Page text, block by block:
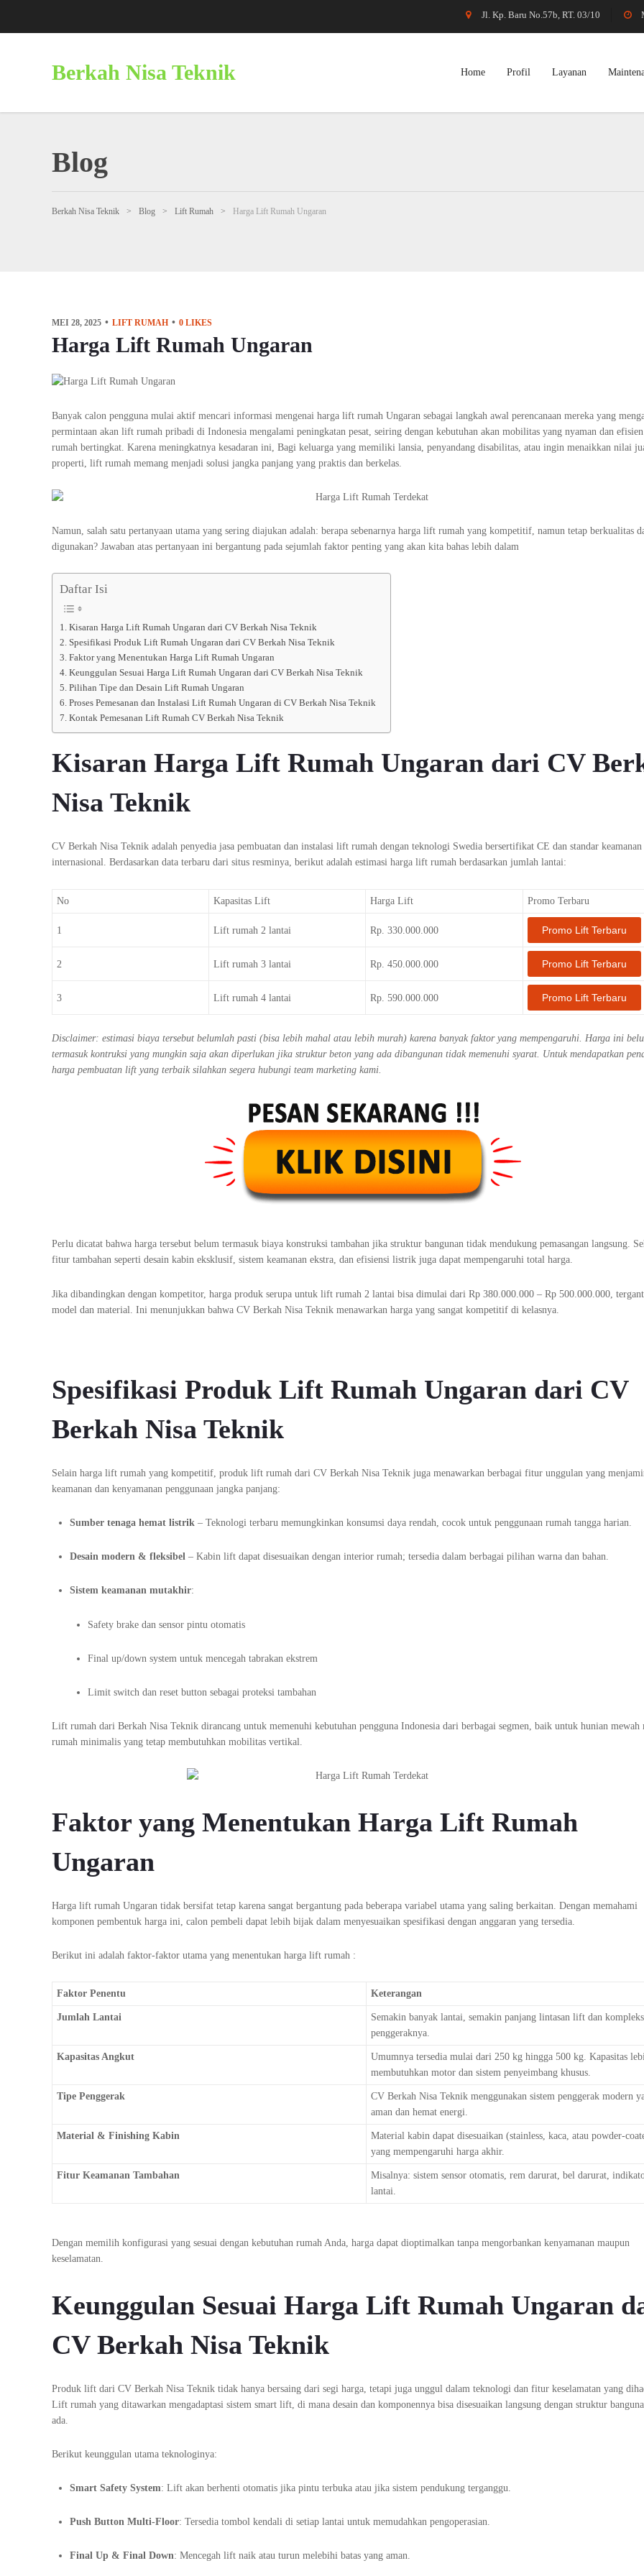
Jl. Kp. Baru No.57b, RT. 03/10
Berkah Nisa Teknik Home Profil Layanan
Blog
Berkah Nisa Teknik > Blog > Lift Rumah > Harga Lift Rumah Ungaran
MEI 28, 2025 LIFT RUMAH 0 LIKES
Harga Lift Rumah Ungaran
Banyak calon pengguna mulai aktif mencari informasi mengenai harga lift rumah Ungaran sebagai langkah awal perencanaan mereka yang
permintaan akan lift rumah pribadi di Indonesia mengalami peningkatan pesat, seiring dengan kebutuhan akan mobilitas yang nyaman dan
rumah bertingkat. Karena meningkatnya kesadaran ini, Bagi keluarga yang memiliki lansia, penyandang disabilitas, atau ingin menaikkan nilai
properti, lift rumah memang menjadi solusi jangka panjang yang praktis dan berkelas.
Namun, salah satu pertanyaan utama yang sering diajukan adalah: berapa sebenarnya harga lift rumah yang kompetitif, namun tetap berkualitas
digunakan? Jawaban atas pertanyaan ini bergantung pada sejumlah faktor penting yang akan kita bahas lebih dalam
Daftar Isi
Kisaran Harga Lift Rumah Ungaran dari CV Berkah Nisa Teknik
Spesifikasi Produk Lift Rumah Ungaran dari CV Berkah Nisa Teknik
Faktor yang Menentukan Harga Lift Rumah Ungaran
Keunggulan Sesuai Harga Lift Rumah Ungaran dari CV Berkah Nisa Teknik
Pilihan Tipe dan Desain Lift Rumah Ungaran
Proses Pemesanan dan Instalasi Lift Rumah Ungaran di CV Berkah Nisa Teknik
Kontak Pemesanan Lift Rumah CV Berkah Nisa Teknik
Kisaran Harga Lift Rumah Ungaran dari CV
Nisa Teknik
CV Berkah Nisa Teknik adalah penyedia jasa pembuatan dan instalasi lift rumah dengan teknologi Swedia bersertifikat CE dan standar keamanan
internasional. Berdasarkan data terbaru dari situs resminya, berikut adalah estimasi harga lift rumah berdasarkan jumlah lantai:
No Kapasitas Lift Harga Lift Promo Terbaru
1 Lift rumah 2 lantai Rp. 330.000.000 Promo Lift Terbaru
2 Lift rumah 3 lantai Rp. 450.000.000 Promo Lift Terbaru
3 Lift rumah 4 lantai Rp. 590.000.000 Promo Lift Terbaru
Disclaimer: estimasi biaya tersebut belumlah pasti (bisa lebih mahal atau lebih murah) karena banyak faktor yang mempengaruhi. Harga ini
termasuk kontruksi yang mungkin saja akan diperlukan jika struktur beton yang ada dibangunan tidak memenuhi syarat. Untuk mendapatkan
harga pembuatan lift yang terbaik silahkan segera hubungi team marketing kami.
Perlu dicatat bahwa harga tersebut belum termasuk biaya konstruksi tambahan jika struktur bangunan tidak mendukung pemasangan langsung.
fitur tambahan seperti desain kabin eksklusif, sistem keamanan ekstra, dan efisiensi listrik juga dapat mempengaruhi total harga.
Jika dibandingkan dengan kompetitor, harga produk serupa untuk lift rumah 2 lantai bisa dimulai dari Rp 380.000.000 – Rp 500.000.000,
model dan material. Ini menunjukkan bahwa CV Berkah Nisa Teknik menawarkan harga yang sangat kompetitif di kelasnya.
Spesifikasi Produk Lift Rumah Ungaran dari CV
Berkah Nisa Teknik
Selain harga lift rumah yang kompetitif, produk lift rumah dari CV Berkah Nisa Teknik juga menawarkan berbagai fitur unggulan yang
keamanan dan kenyamanan penggunaan jangka panjang:
Sumber tenaga hemat listrik – Teknologi terbaru memungkinkan konsumsi daya rendah, cocok untuk penggunaan rumah tangga harian.
Desain modern & fleksibel – Kabin lift dapat disesuaikan dengan interior rumah; tersedia dalam berbagai pilihan warna dan bahan.
Sistem keamanan mutakhir:
Safety brake dan sensor pintu otomatis
Final up/down system untuk mencegah tabrakan ekstrem
Limit switch dan reset button sebagai proteksi tambahan
Lift rumah dari Berkah Nisa Teknik dirancang untuk memenuhi kebutuhan pengguna Indonesia dari berbagai segmen, baik untuk hunian mewah
rumah minimalis yang tetap membutuhkan mobilitas vertikal.
Faktor yang Menentukan Harga Lift Rumah
Ungaran
Harga lift rumah Ungaran tidak bersifat tetap karena sangat bergantung pada beberapa variabel utama yang saling berkaitan. Dengan memahami
komponen pembentuk harga ini, calon pembeli dapat lebih bijak dalam menyesuaikan spesifikasi dengan anggaran yang tersedia.
Berikut ini adalah faktor-faktor utama yang menentukan harga lift rumah :
Faktor Penentu Keterangan
Jumlah Lantai
Semakin banyak lantai, semakin panjang lintasan lift dan
penggeraknya.
Kapasitas Angkut
Umumnya tersedia mulai dari 250 kg hingga 500 kg. Kapasitas
membutuhkan motor dan sistem penyeimbang khusus.
Tipe Penggerak
CV Berkah Nisa Teknik menggunakan sistem penggerak modern
aman dan hemat energi.
Material & Finishing Kabin
Material kabin dapat disesuaikan (stainless, kaca, atau powder-
yang mempengaruhi harga akhir.
Fitur Keamanan Tambahan
Misalnya: sistem sensor otomatis, rem darurat, bel darurat,
lantai.
Dengan memilih konfigurasi yang sesuai dengan kebutuhan rumah Anda, harga dapat dioptimalkan tanpa mengorbankan kenyamanan maupun
keselamatan.
Keunggulan Sesuai Harga Lift Rumah Ungaran
CV Berkah Nisa Teknik
Produk lift dari CV Berkah Nisa Teknik tidak hanya bersaing dari segi harga, tetapi juga unggul dalam teknologi dan fitur keselamatan yang
Lift rumah yang ditawarkan mengadaptasi sistem smart lift, di mana desain dan komponennya bisa disesuaikan langsung dengan struktur
ada.
Berikut keunggulan utama teknologinya:
Smart Safety System: Lift akan berhenti otomatis jika pintu terbuka atau jika sistem pendukung terganggu.
Push Button Multi-Floor: Tersedia tombol kendali di setiap lantai untuk memudahkan pengoperasian.
Final Up & Final Down: Mencegah lift naik atau turun melebihi batas yang aman.